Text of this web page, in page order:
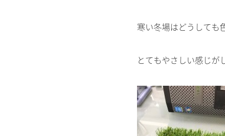
寒い冬場はどうしても
とてもやさしい感じが